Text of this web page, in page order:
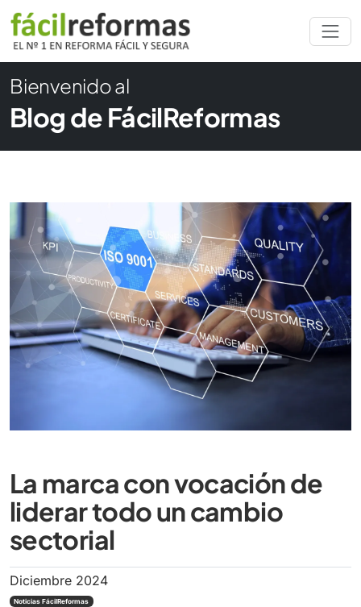
Bienvenido al
Blog de FácilReformas
La marca con vocación de
liderar todo un cambio
sectorial
Diciembre 2024
Noticias FácilReformas